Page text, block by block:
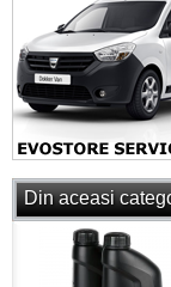
Din aceasi